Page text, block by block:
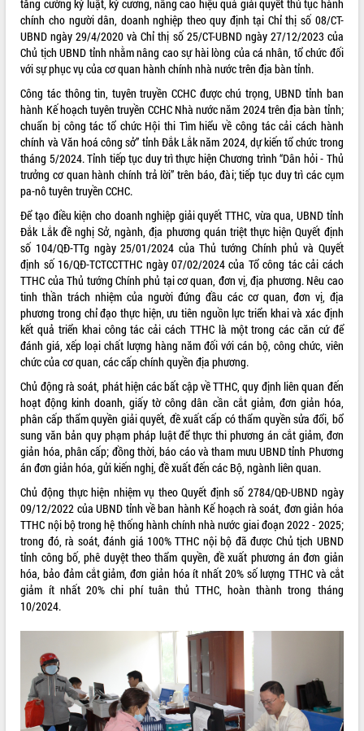
VIDEO
Không có file video nào để phát.
ALBUM ẢNH
LIÊN KẾT WEB
THỐNG KÊ TRUY CẬP
Hôm nay: 8599
Tất cả:
66053922
tăng cường kỷ luật, kỷ cương, nâng cao hiệu quả giải quyết thủ tục hành
chính cho người dân, doanh nghiệp theo quy định tại Chỉ thị số 08/CT-
UBND ngày 29/4/2020 và Chỉ thị số 25/CT-UBND ngày 27/12/2023 của
Chủ tịch UBND tỉnh nhằm nâng cao sự hài lòng của cá nhân, tổ chức đối
với sự phục vụ của cơ quan hành chính nhà nước trên địa bàn tỉnh.
Công tác thông tin, tuyên truyền CCHC được chú trọng, UBND tỉnh ban
hành Kế hoạch tuyên truyền CCHC Nhà nước năm 2024 trên địa bàn tỉnh;
chuẩn bị công tác tổ chức Hội thi Tìm hiểu về công tác cải cách hành
chính và Văn hoá công sở” tỉnh Đắk Lắk năm 2024, dự kiến tổ chức trong
tháng 5/2024. Tỉnh tiếp tục duy trì thực hiện Chương trình “Dân hỏi - Thủ
trưởng cơ quan hành chính trả lời” trên báo, đài; tiếp tục duy trì các cụm
pa-nô tuyên truyền CCHC.
Để tạo điều kiện cho doanh nghiệp giải quyết TTHC, vừa qua, UBND tỉnh
Đắk Lắk đề nghị Sở, ngành, địa phương quán triệt thực hiện Quyết định
số 104/QĐ-TTg ngày 25/01/2024 của Thủ tướng Chính phủ và Quyết
định số 16/QĐ-TCTCCTTHC ngày 07/02/2024 của Tổ công tác cải cách
TTHC của Thủ tướng Chính phủ tại cơ quan, đơn vị, địa phương. Nêu cao
tinh thần trách nhiệm của người đứng đầu các cơ quan, đơn vị, địa
phương trong chỉ đạo thực hiện, ưu tiên nguồn lực triển khai và xác định
kết quả triển khai công tác cải cách TTHC là một trong các căn cứ để
đánh giá, xếp loại chất lượng hàng năm đối với cán bộ, công chức, viên
chức của cơ quan, các cấp chính quyền địa phương.
Chủ động rà soát, phát hiện các bất cập về TTHC, quy định liên quan đến
hoạt động kinh doanh, giấy tờ công dân cần cắt giảm, đơn giản hóa,
phân cấp thẩm quyền giải quyết, đề xuất cấp có thẩm quyền sửa đổi, bổ
sung văn bản quy phạm pháp luật để thực thi phương án cắt giảm, đơn
giản hóa, phân cấp; đồng thời, báo cáo và tham mưu UBND tỉnh Phương
án đơn giản hóa, gửi kiến nghị, đề xuất đến các Bộ, ngành liên quan.
Chủ động thực hiện nhiệm vụ theo Quyết định số 2784/QĐ-UBND ngày
09/12/2022 của UBND tỉnh về ban hành Kế hoạch rà soát, đơn giản hóa
TTHC nội bộ trong hệ thống hành chính nhà nước giai đoạn 2022 - 2025;
trong đó, rà soát, đánh giá 100% TTHC nội bộ đã được Chủ tịch UBND
tỉnh công bố, phê duyệt theo thẩm quyền, đề xuất phương án đơn giản
hóa, bảo đảm cắt giảm, đơn giản hóa ít nhất 20% số lượng TTHC và cắt
giảm ít nhất 20% chi phí tuân thủ TTHC, hoàn thành trong tháng
10/2024.